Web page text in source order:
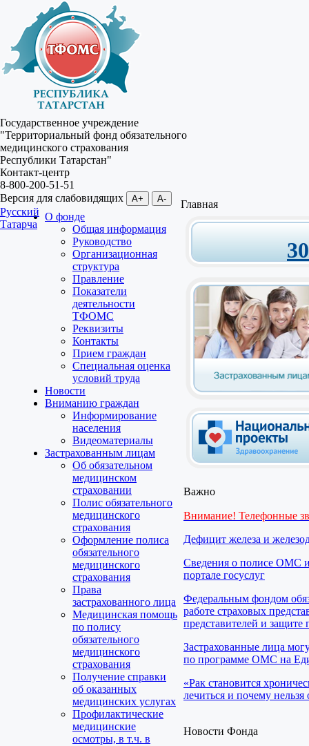
Государственное учреждение
"Территориальный фонд обязательного
медицинского страхования
Республики Татарстан"
Контакт-центр
8-800-200-51-51
Версия для слабовидящих
A+ A-
Русский
Татарча
О фонде
Общая информация
Руководство
Организационная
структура
Правление
Показатели
деятельности
ТФОМС
Реквизиты
Контакты
Прием граждан
Специальная оценка
условий труда
Новости
Вниманию граждан
Информирование
населения
Видеоматериалы
Застрахованным лицам
Об обязательном
медицинском
страховании
Полис обязательного
медицинского
страхования
Оформление полиса
обязательного
медицинского
страхования
Права
застрахованного лица
Медицинская помощь
по полису
обязательного
медицинского
страхования
Получение справки
об оказанных
медицинских услугах
Профилактические
медицинские
осмотры, в т.ч. в
Главная
Важно
Внимание! Телефонные
Дефицит железа и
Сведения о полисе ОМС
портале госуслуг
Федеральным фондом
работе страховых
представителей и защите
Застрахованные лица
по программе ОМС на
«Рак становится
лечиться и почему нельзя
Новости Фонда